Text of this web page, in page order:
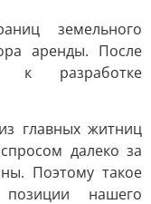
земельного
аренды. После
к разработке
главных житниц
далеко за
Поэтому такое
позиции нашего